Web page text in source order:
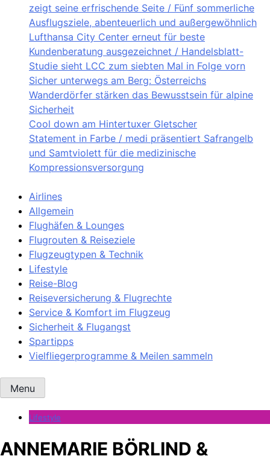
zeigt seine erfrischende Seite / Fünf sommerliche
Ausflugsziele, abenteuerlich und außergewöhnlich
Lufthansa City Center erneut für beste
Kundenberatung ausgezeichnet / Handelsblatt-
Studie sieht LCC zum siebten Mal in Folge vorn
Sicher unterwegs am Berg: Österreichs
Wanderdörfer stärken das Bewusstsein für alpine
Sicherheit
Cool down am Hintertuxer Gletscher
Statement in Farbe / medi präsentiert Safrangelb
und Samtviolett für die medizinische
Kompressionsversorgung
Airlines
Allgemein
Flughäfen & Lounges
Flugrouten & Reiseziele
Flugzeugtypen & Technik
Lifestyle
Reise-Blog
Reiseversicherung & Flugrechte
Service & Komfort im Flugzeug
Sicherheit & Flugangst
Spartipps
Vielfliegerprogramme & Meilen sammeln
Menu
Lifestyle
ANNEMARIE BÖRLIND &